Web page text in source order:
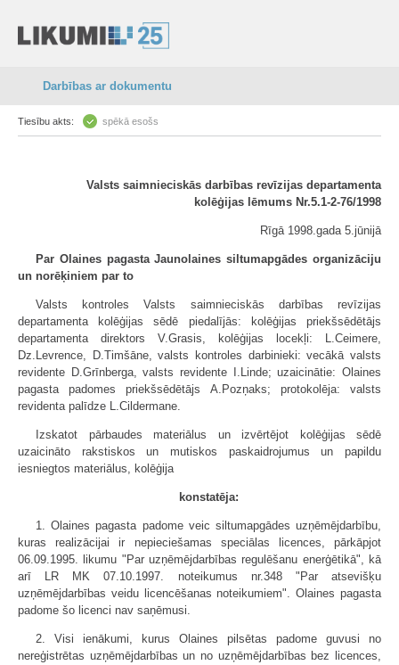
Darbības ar dokumentu
Tiesību akts: spēkā esošs
Valsts saimnieciskās darbības revīzijas departamenta
kolēģijas lēmums Nr.5.1-2-76/1998
Rīgā 1998.gada 5.jūnijā
Par Olaines pagasta Jaunolaines siltumapgādes organizāciju
un norēķiniem par to
Valsts kontroles Valsts saimnieciskās darbības revīzijas
departamenta kolēģijas sēdē piedalījās: kolēģijas priekšsēdētājs
departamenta direktors V.Grasis, kolēģijas locekļi: L.Ceimere,
Dz.Levrence, D.Timšāne, valsts kontroles darbinieki: vecākā valsts
revidente D.Grīnberga, valsts revidente I.Linde; uzaicinātie: Olaines
pagasta padomes priekšsēdētājs A.Pozņaks; protokolēja: valsts
revidenta palīdze L.Cildermane.
Izskatot pārbaudes materiālus un izvērtējot kolēģijas sēdē
uzaicināto rakstiskos un mutiskos paskaidrojumus un papildu
iesniegtos materiālus, kolēģija
konstatēja:
1. Olaines pagasta padome veic siltumapgādes uzņēmējdarbību,
kuras realizācijai ir nepieciešamas speciālas licences, pārkāpjot
06.09.1995. likumu "Par uzņēmējdarbības regulēšanu enerģētikā", kā
arī LR MK 07.10.1997. noteikumus nr.348 "Par atsevišķu
uzņēmējdarbības veidu licencēšanas noteikumiem". Olaines pagasta
padome šo licenci nav saņēmusi.
2. Visi ienākumi, kurus Olaines pilsētas padome guvusi no
nereģistrētas uzņēmējdarbības un no uzņēmējdarbības bez licences,